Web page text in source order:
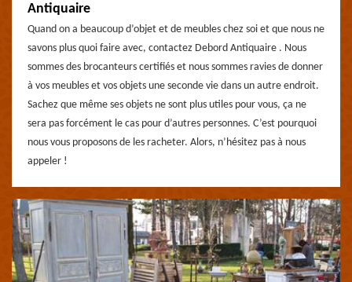
Antiquaire
Quand on a beaucoup d’objet et de meubles chez soi et que nous ne
savons plus quoi faire avec, contactez Debord Antiquaire . Nous
sommes des brocanteurs certifiés et nous sommes ravies de donner
à vos meubles et vos objets une seconde vie dans un autre endroit.
Sachez que même ses objets ne sont plus utiles pour vous, ça ne
sera pas forcément le cas pour d’autres personnes. C’est pourquoi
nous vous proposons de les racheter. Alors, n’hésitez pas à nous
appeler !